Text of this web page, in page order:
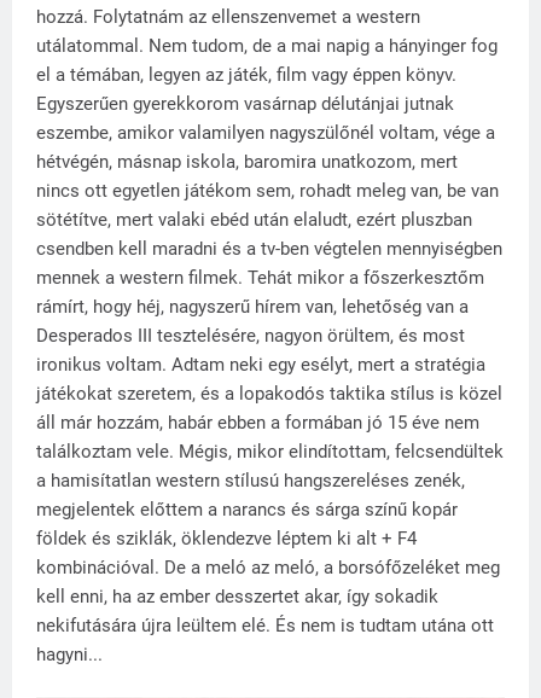
hozzá. Folytatnám az ellenszenvemet a western
utálatommal. Nem tudom, de a mai napig a hányinger fog
el a témában, legyen az játék, film vagy éppen könyv.
Egyszerűen gyerekkorom vasárnap délutánjai jutnak
eszembe, amikor valamilyen nagyszülőnél voltam, vége a
hétvégén, másnap iskola, baromira unatkozom, mert
nincs ott egyetlen játékom sem, rohadt meleg van, be van
sötétítve, mert valaki ebéd után elaludt, ezért pluszban
csendben kell maradni és a tv-ben végtelen mennyiségben
mennek a western filmek. Tehát mikor a főszerkesztőm
rámírt, hogy héj, nagyszerű hírem van, lehetőség van a
Desperados III tesztelésére, nagyon örültem, és most
ironikus voltam. Adtam neki egy esélyt, mert a stratégia
játékokat szeretem, és a lopakodós taktika stílus is közel
áll már hozzám, habár ebben a formában jó 15 éve nem
találkoztam vele. Mégis, mikor elindítottam, felcsendültek
a hamisítatlan western stílusú hangszereléses zenék,
megjelentek előttem a narancs és sárga színű kopár
földek és sziklák, öklendezve léptem ki alt + F4
kombinációval. De a meló az meló, a borsófőzeléket meg
kell enni, ha az ember desszertet akar, így sokadik
nekifutására újra leültem elé. És nem is tudtam utána ott
hagyni...